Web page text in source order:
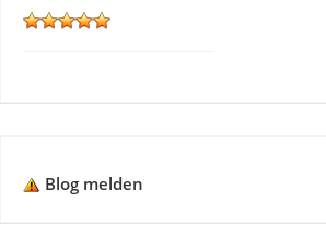
Blog melden